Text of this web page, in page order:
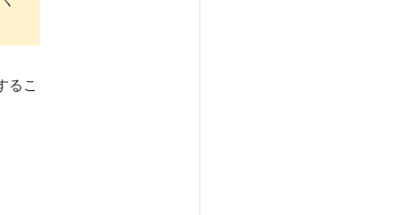
るこ